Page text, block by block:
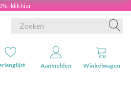
- klik hier
Aanmelden Winkelwagen